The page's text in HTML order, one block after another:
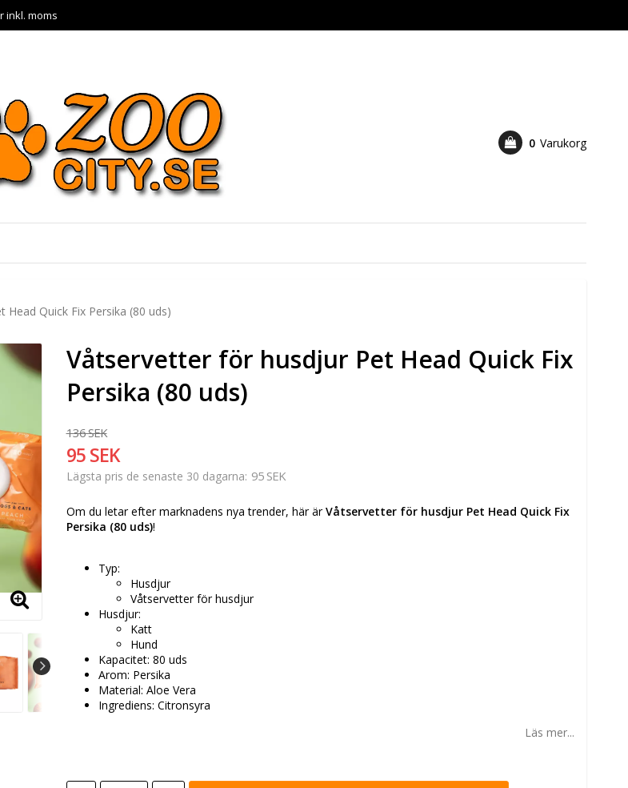
inkl. moms
0 Varukorg
Quick Fix Persika (80 uds)
Våtservetter för husdjur Pet Head Quick Fix
Persika (80 uds)
136 SEK
95 SEK
Lägsta pris de senaste 30 dagarna 95 SEK
Om du letar efter marknadens nya trender, här ärVåtservetter för husdjur Pet Head Quick Fix
Persika (80 uds)!
Typ:
Husdjur
Våtservetter för husdjur
Husdjur:
Katt
Hund
Kapacitet: 80 uds
Arom: Persika
Material: Aloe Vera
Ingrediens: Citronsyra
Läs mer...